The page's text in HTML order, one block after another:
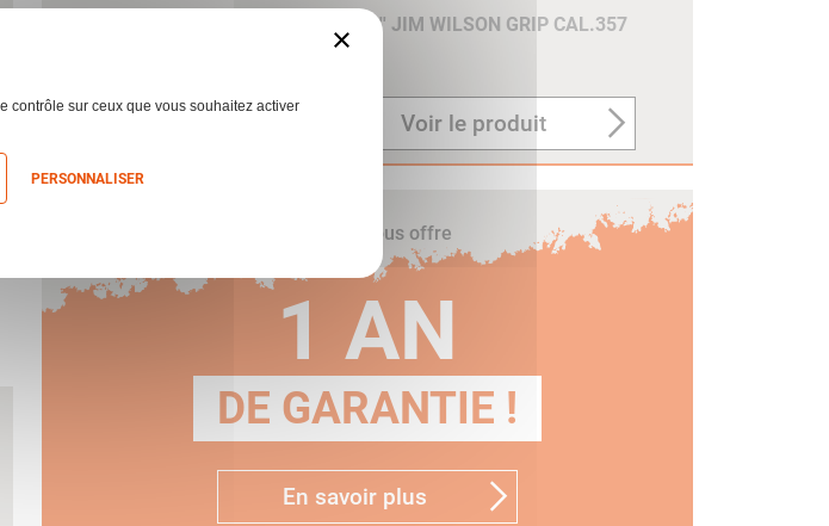
KORTH SUPER SPORT GTS NOIR 6'' JIM WILSON GRIP CAL.357
Voir le produit
Humbert vous offre
1 AN
DE GARANTIE !
En savoir plus
×
contrôle sur ceux que vous souhaitez activer
PERSONNALISER